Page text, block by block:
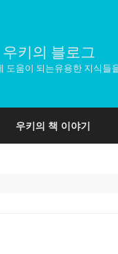
우키의 블로그
도움이 되는유용한 지식들
to
content
우키의 책 이야기